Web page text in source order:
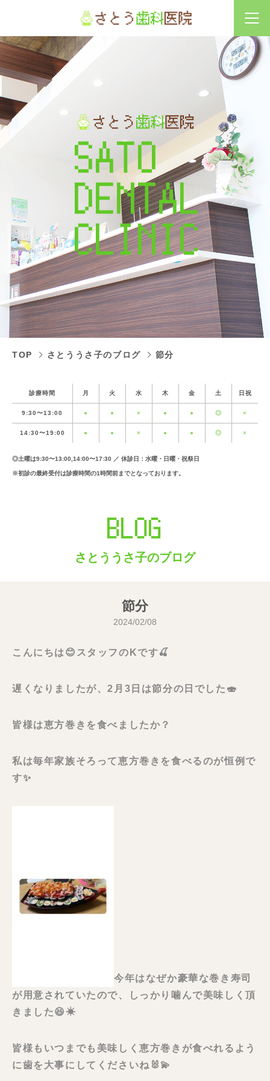
SATO
DENTAL
CLINIC
診療時間 土 日祝
9:30〜13:00 ◎ ×
14:30〜19:00
◎土曜は9:30〜13:00,14:00〜17:30 ／ 休診日：水曜・日曜・祝祭日
TOP さとううさ子のブログ 節分
診療時間 月 火 水 木 金 土 日祝
9:30〜13:00 ● ● × ● ● ◎ ×
14:30〜19:00 ● ● × ● ● ◎ ×
◎土曜は9:30〜13:00,14:00〜17:30 ／ 休診日：水曜・日曜・祝祭日
※初診の最終受付は診療時間の1時間前までとなっております。
BLOG
さとううさ子のブログ
節分
2024/02/08
こんにちは😊スタッフのKです🍒
遅くなりましたが、2月3日は節分の日でした🍣
皆様は恵方巻きを食べましたか？
私は毎年家族そろって恵方巻きを食べるのが恒例で
す✨
今年はなぜか豪華な巻き寿司
が用意されていたので、しっかり噛んで美味しく頂
きました😆☀
皆様もいつまでも美味しく恵方巻きが食べれるよう
に歯を大事にしてくださいね🐰💫